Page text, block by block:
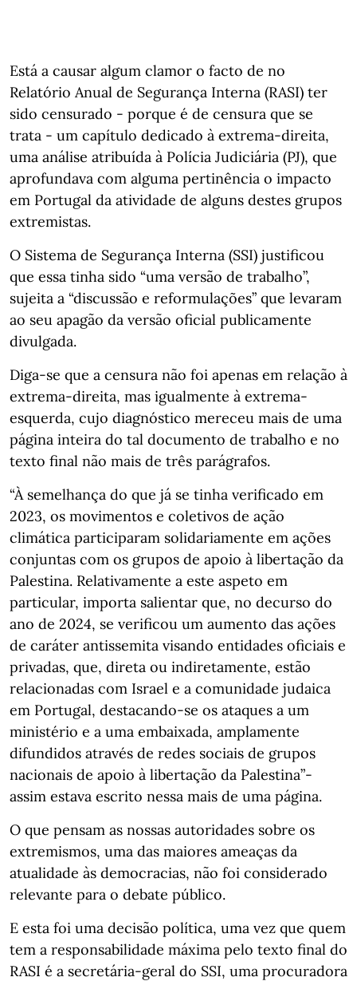
Está a causar algum clamor o facto de no
Relatório Anual de Segurança Interna (RASI) ter
sido censurado - porque é de censura que se
trata - um capítulo dedicado à extrema-direita,
uma análise atribuída à Polícia Judiciária (PJ), que
aprofundava com alguma pertinência o impacto
em Portugal da atividade de alguns destes grupos
extremistas.
O Sistema de Segurança Interna (SSI) justificou
que essa tinha sido “uma versão de trabalho”,
sujeita a “discussão e reformulações” que levaram
ao seu apagão da versão oficial publicamente
divulgada.
Diga-se que a censura não foi apenas em relação à
extrema-direita, mas igualmente à extrema-
esquerda, cujo diagnóstico mereceu mais de uma
página inteira do tal documento de trabalho e no
texto final não mais de três parágrafos.
“À semelhança do que já se tinha verificado em
2023, os movimentos e coletivos de ação
climática participaram solidariamente em ações
conjuntas com os grupos de apoio à libertação da
Palestina. Relativamente a este aspeto em
particular, importa salientar que, no decurso do
ano de 2024, se verificou um aumento das ações
de caráter antissemita visando entidades oficiais e
privadas, que, direta ou indiretamente, estão
relacionadas com Israel e a comunidade judaica
em Portugal, destacando-se os ataques a um
ministério e a uma embaixada, amplamente
difundidos através de redes sociais de grupos
nacionais de apoio à libertação da Palestina”-
assim estava escrito nessa mais de uma página.
O que pensam as nossas autoridades sobre os
extremismos, uma das maiores ameaças da
atualidade às democracias, não foi considerado
relevante para o debate público.
E esta foi uma decisão política, uma vez que quem
tem a responsabilidade máxima pelo texto final do
RASI é a secretária-geral do SSI, uma procuradora